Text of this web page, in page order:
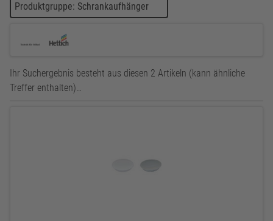
Produktgruppe: Schrankaufhänger
Ihr Suchergebnis besteht aus diesen 2 Artikeln (kann ähnliche
Treffer enthalten)…